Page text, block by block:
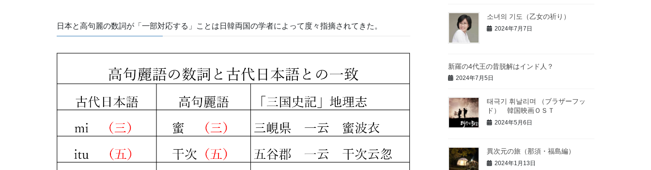
日本と高句麗の数詞が「一部対応する」ことは日韓両国の学者によって度々指摘されてきた。
소녀의 기도（乙女の祈り）
2024年7月7日
新羅の4代王の昔脱解はインド人？
2024年7月5日
태극기 휘날리며 （ブラザーフッ
ド） 韓国映画ＯＳＴ
2024年5月6日
異次元の旅（那須・福島編）
2024年1月13日